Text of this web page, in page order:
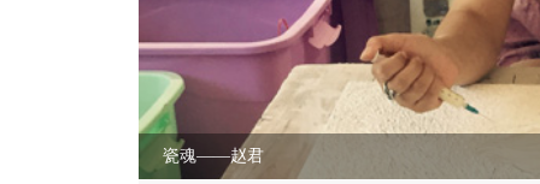
瓷魂——赵君